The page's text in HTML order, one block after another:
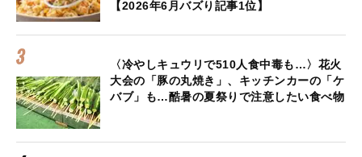
【2026年6月バズり記事1位】
〈冷やしキュウリで510人食中毒も…〉花火
大会の「豚の丸焼き」、キッチンカーの「ケ
バブ」も…酷暑の夏祭りで注意したい食べ物